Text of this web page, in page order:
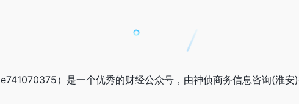
）是一个优秀的财经公众号，由神侦商务信息咨询(淮